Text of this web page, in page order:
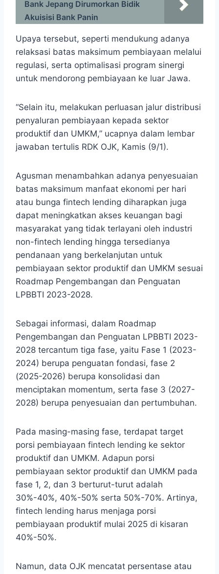
Bank Jepang Dirumorkan Bidik
Akuisisi Bank Panin
Upaya tersebut, seperti mendukung adanya
relaksasi batas maksimum pembiayaan melalui
regulasi, serta optimalisasi program sinergi
untuk mendorong pembiayaan ke luar Jawa.
“Selain itu, melakukan perluasan jalur distribusi
penyaluran pembiayaan kepada sektor
produktif dan UMKM,” ucapnya dalam lembar
jawaban tertulis RDK OJK, Kamis (9/1).
Agusman menambahkan adanya penyesuaian
batas maksimum manfaat ekonomi per hari
atau bunga fintech lending diharapkan juga
dapat meningkatkan akses keuangan bagi
masyarakat yang tidak terlayani oleh industri
non-fintech lending hingga tersedianya
pendanaan yang berkelanjutan untuk
pembiayaan sektor produktif dan UMKM sesuai
Roadmap Pengembangan dan Penguatan
LPBBTI 2023-2028.
Sebagai informasi, dalam Roadmap
Pengembangan dan Penguatan LPBBTI 2023-
2028 tercantum tiga fase, yaitu Fase 1 (2023-
2024) berupa penguatan fondasi, fase 2
(2025-2026) berupa konsolidasi dan
menciptakan momentum, serta fase 3 (2027-
2028) berupa penyesuaian dan pertumbuhan.
Pada masing-masing fase, terdapat target
porsi pembiayaan fintech lending ke sektor
produktif dan UMKM. Adapun porsi
pembiayaan sektor produktif dan UMKM pada
fase 1, 2, dan 3 berturut-turut adalah
30%-40%, 40%-50% serta 50%-70%. Artinya,
fintech lending harus menjaga porsi
pembiayaan produktif mulai 2025 di kisaran
40%-50%.
Namun, data OJK mencatat persentase atau